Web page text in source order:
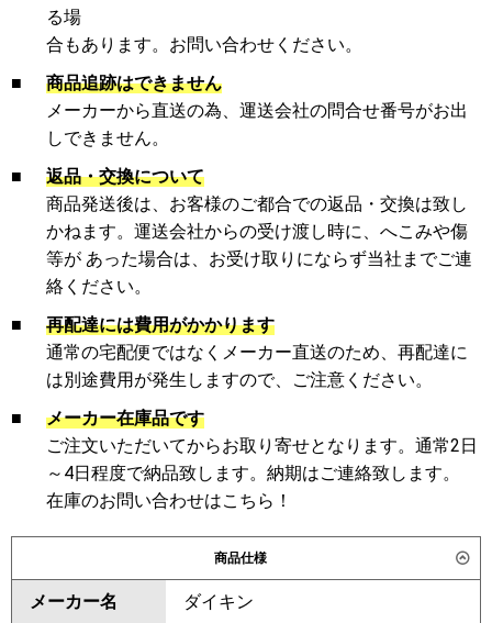
る場
合もあります。お問い合わせください。
■
商品追跡はできません
メーカーから直送の為、運送会社の問合せ番号がお出
しできません。
■
返品・交換について
商品発送後は、お客様のご都合での返品・交換は致し
かねます。運送会社からの受け渡し時に、へこみや傷
等が あった場合は、お受け取りにならず当社までご連
絡ください。
■
再配達には費用がかかります
通常の宅配便ではなくメーカー直送のため、再配達に
は別途費用が発生しますので、ご注意ください。
■
メーカー在庫品です
ご注文いただいてからお取り寄せとなります。通常2日
～4日程度で納品致します。納期はご連絡致します。
在庫のお問い合わせはこちら！
商品仕様
メーカー名 ダイキン